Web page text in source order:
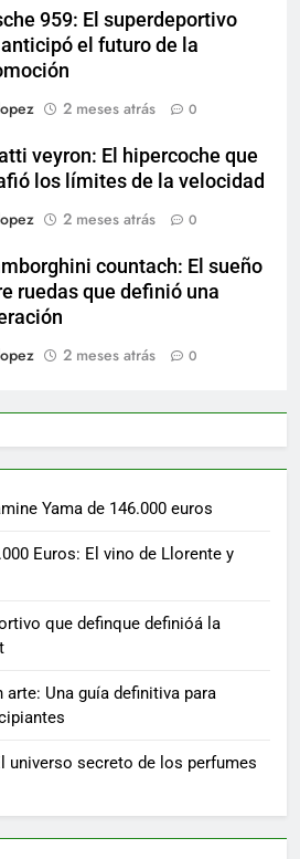
959: El superdeportivo
el futuro de la
2 meses atrás 0
veyron: El hipercoche que
los límites de la velocidad
2 meses atrás 0
countach: El sueño
ruedas que definió una
2 meses atrás 0
Yama de 146.000 euros
Euros: El vino de Llorente y
que definque definióá la
arte: Una guía definitiva para
universo secreto de los perfumes